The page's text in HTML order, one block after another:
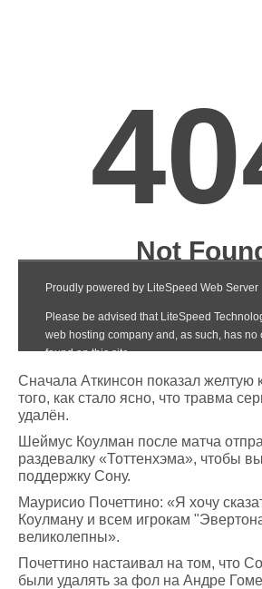
Сначала Аткинсон показал желтую
того, как стало ясно, что травма
удалён.
Шеймус Коулман после матча
раздевалку «Тоттенхэма», чтобы
поддержку Сону.
Маурисио Почеттино: «Я хочу
Коулману и всем игрокам
великолепны».
Почеттино настаивал на том, что
были удалять за фол на Андре